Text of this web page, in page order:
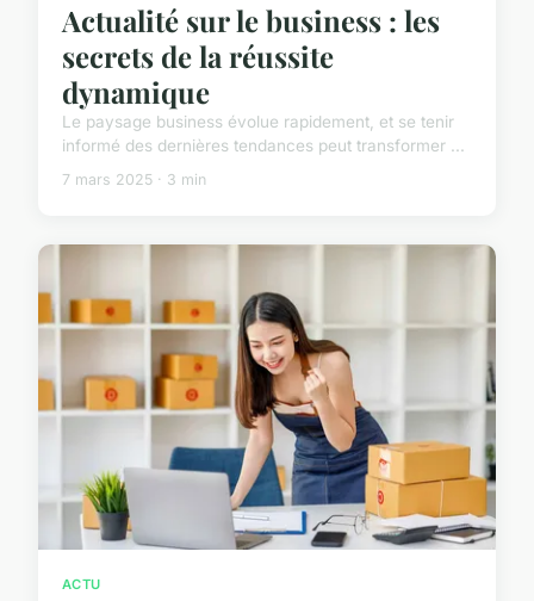
Actualité sur le business : les
secrets de la réussite
dynamique
Le paysage business évolue rapidement, et se tenir
informé des dernières tendances peut transformer ...
7 mars 2025 · 3 min
ACTU